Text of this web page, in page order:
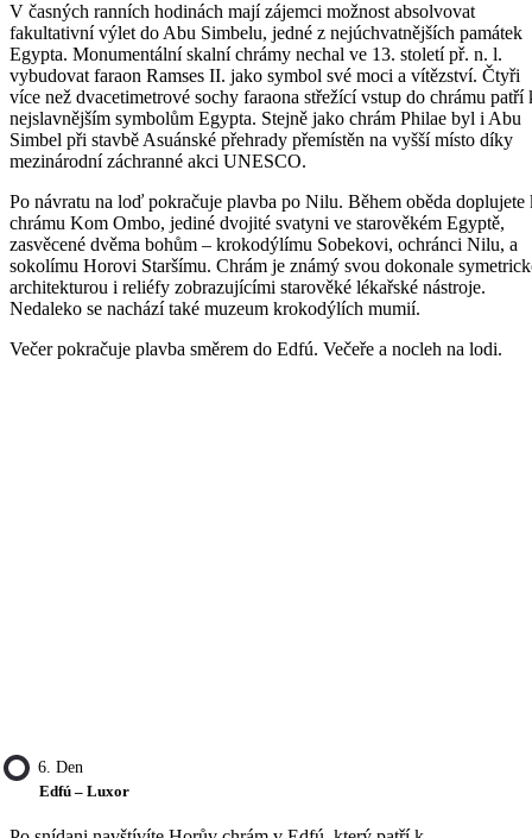
V časných ranních hodinách mají zájemci možnost absolvovat
fakultativní výlet do Abu Simbelu, jedné z nejúchvatnějších památek
Egypta. Monumentální skalní chrámy nechal ve 13. století př. n. l.
vybudovat faraon Ramses II. jako symbol své moci a vítězství. Čtyři
více než dvacetimetrové sochy faraona střežící vstup do chrámu patří
nejslavnějším symbolům Egypta. Stejně jako chrám Philae byl i Abu
Simbel při stavbě Asuánské přehrady přemístěn na vyšší místo díky
mezinárodní záchranné akci UNESCO.
Po návratu na loď pokračuje plavba po Nilu. Během oběda doplujete
chrámu Kom Ombo, jediné dvojité svatyni ve starověkém Egyptě,
zasvěcené dvěma bohům – krokodýlímu Sobekovi, ochránci Nilu, a
sokolímu Horovi Staršímu. Chrám je známý svou dokonale
architekturou i reliéfy zobrazujícími starověké lékařské nástroje.
Nedaleko se nachází také muzeum krokodýlích mumií.
Večer pokračuje plavba směrem do Edfú. Večeře a nocleh na lodi.
6. Den
Edfú – Luxor